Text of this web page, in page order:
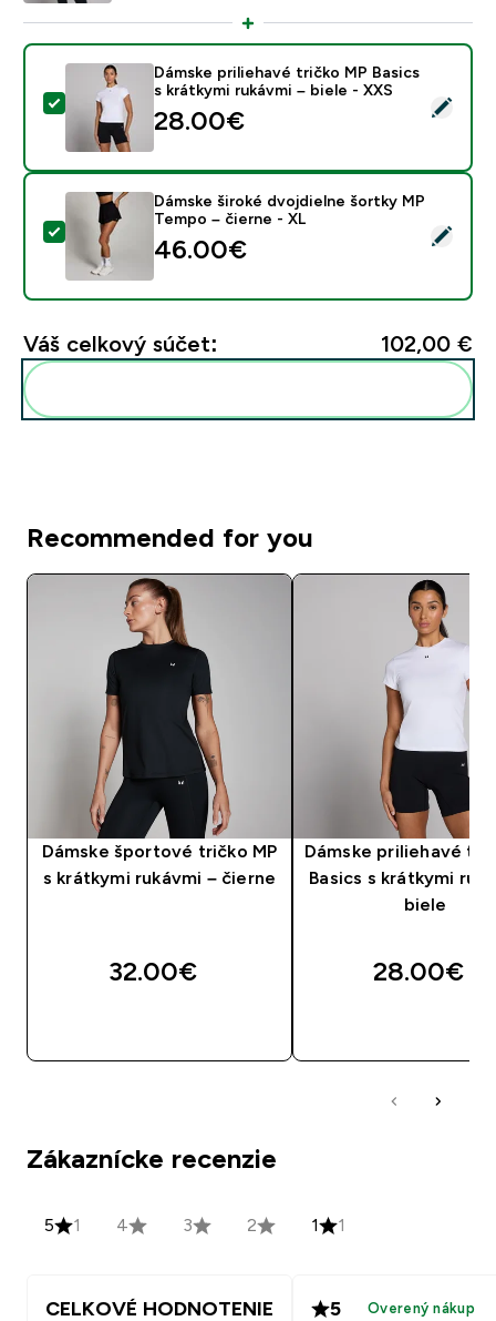
Vybrať tento produkt - Dámske priliehavé tričko MP
Dámske priliehavé tričko MP Basics
s krátkymi rukávmi – biele - XXS
28.00€‎
Vybrať tento produkt - Dámske široké dvojdielne
Dámske široké dvojdielne šortky MP
Tempo – čierne - XL
46.00€‎
Váš celkový súčet: 102,00 €‎
Recommended for you
Dámske športové tričko MP
s krátkymi rukávmi – čierne
32.00€‎
Dámske priliehavé
Basics s krátkymi
biele
28.00€‎
Zákaznícke recenzie
5 1 4 3 2 1 1
CELKOVÉ HODNOTENIE 5 Overený nákup